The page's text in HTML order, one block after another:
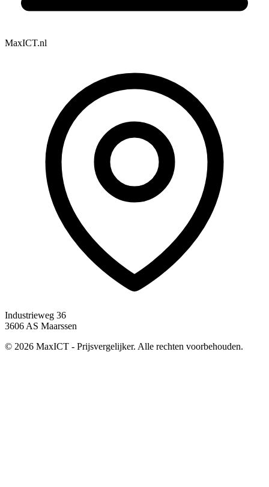
MaxICT.nl
Industrieweg 36
3606 AS Maarssen
© 2026 MaxICT - Prijsvergelijker. Alle rechten voorbehouden.